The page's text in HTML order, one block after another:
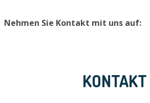
Nehmen Sie Kontakt mit uns auf:
KONTAKT